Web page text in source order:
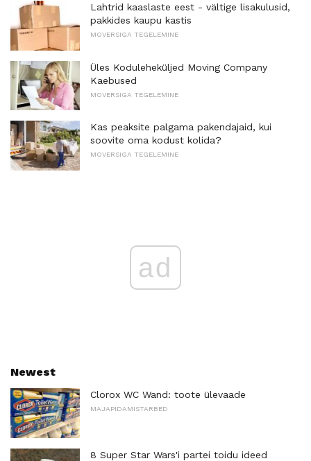
Lahtrid kaaslaste eest - vältige lisakulusid,
pakkides kaupu kastis
MOVERSIGA TEGELEMINE
Üles Koduleheküljed Moving Company
Kaebused
MOVERSIGA TEGELEMINE
Kas peaksite palgama pakendajaid, kui
soovite oma kodust kolida?
MOVERSIGA TEGELEMINE
ad
Newest
Clorox WC Wand: toote ülevaade
MAJAPIDAMISTARBED
8 Super Star Wars'i partei toidu ideed